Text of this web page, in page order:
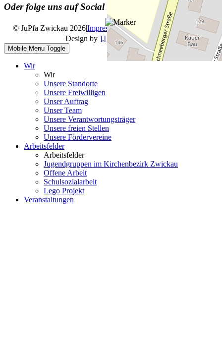
Oder folge uns auf Social Media
© JuPfa Zwickau 2026|Impressum|Datenschutz|
Design by ].[ mediengestalter
Mobile Menu Toggle
Wir
Wir
Unsere Standorte
Unsere Freiwilligen
Unser Auftrag
Unser Team
Unsere Verantwortungsträger
Unsere freien Stellen
Unsere Fördervereine
Arbeitsfelder
Arbeitsfelder
Jugendgruppen im Kirchenbezirk Zwickau
Offene Arbeit
Schulsozialarbeit
Lego Projekt
Veranstaltungen